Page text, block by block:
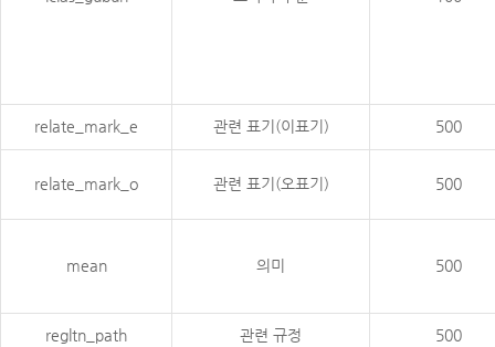
relate_mark_e 관련 표기(이표기) 500
relate_mark_o 관련 표기(오표기) 500
mean 의미 500
regltn_path 관련 규정 500